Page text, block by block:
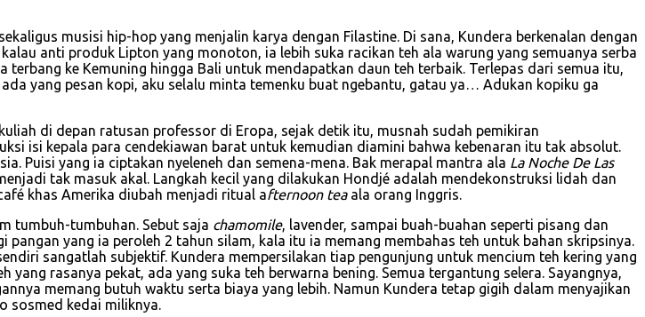
musisi hip-hop yang menjalin karya dengan Filastine. Di sana, Kundera berkenalan dengan
anti produk Lipton yang monoton, ia lebih suka racikan teh ala warung yang semuanya serba
ke Kemuning hingga Bali untuk mendapatkan daun teh terbaik. Terlepas dari semua itu,
yang pesan kopi, aku selalu minta temenku buat ngebantu, gatau ya… Adukan kopiku ga
di depan ratusan professor di Eropa, sejak detik itu, musnah sudah pemikiran
isi kepala para cendekiawan barat untuk kemudian diamini bahwa kebenaran itu tak absolut.
Puisi yang ia ciptakan nyeleneh dan semena-mena. Bak merapal mantra ala La Noche De Las
tak masuk akal. Langkah kecil yang dilakukan Hondjé adalah mendekonstruksi lidah dan
khas Amerika diubah menjadi ritual afternoon tea ala orang Inggris.
tumbuh-tumbuhan. Sebut saja chamomile, lavender, sampai buah-buahan seperti pisang dan
yang ia peroleh 2 tahun silam, kala itu ia memang membahas teh untuk bahan skripsinya.
sangatlah subjektif. Kundera mempersilakan tiap pengunjung untuk mencium teh kering yang
rasanya pekat, ada yang suka teh berwarna bening. Semua tergantung selera. Sayangnya,
memang butuh waktu serta biaya yang lebih. Namun Kundera tetap gigih dalam menyajikan
sosmed kedai miliknya.